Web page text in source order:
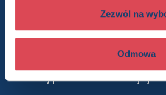
Zezwól na
Odmowa
do
Będziesz otrzymywać
i ofertyprosto do Twojej